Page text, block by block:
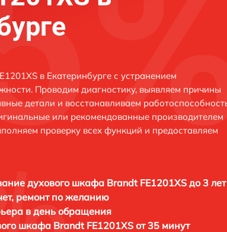
в Екатеринбурге с устранением
Проводим диагностику, выявляем причины
детали и восстанавливаем
или рекомендованные производителем
проверку всех функций и предоставляем
духового шкафа Brandt FE1201XS до 3 лет
ремонт по желанию
в день обращения
шкафа Brandt FE1201XS от 35 минут